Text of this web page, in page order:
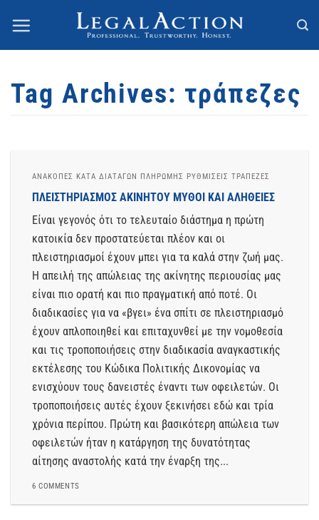
content
Tag Archives: τράπεζες
ΑΝΑΚΟΠΈΣ ΚΑΤΆ ΔΙΑΤΑΓΏΝ ΠΛΗΡΩΜΉΣ ΡΥΘΜΊΣΕΙΣ ΤΡΆΠΕΖΕΣ
ΠΛΕΙΣΤΗΡΙΑΣΜΟΣ ΑΚΙΝΗΤΟΥ ΜΥΘΟΙ ΚΑΙ ΑΛΗΘΕΙΕΣ
Είναι γεγονός ότι το τελευταίο διάστημα η πρώτη
κατοικία δεν προστατεύεται πλέον και οι
πλειστηριασμοί έχουν μπει για τα καλά στην ζωή μας.
Η απειλή της απώλειας της ακίνητης περιουσίας μας
είναι πιο ορατή και πιο πραγματική από ποτέ. Οι
διαδικασίες για να «βγει» ένα σπίτι σε πλειστηριασμό
έχουν απλοποιηθεί και επιταχυνθεί με την νομοθεσία
και τις τροποποιήσεις στην διαδικασία αναγκαστικής
εκτέλεσης του Κώδικα Πολιτικής Δικονομίας να
ενισχύουν τους δανειστές έναντι των οφειλετών. Οι
τροποποιήσεις αυτές έχουν ξεκινήσει εδώ και τρία
χρόνια περίπου. Πρώτη και βασικότερη απώλεια των
οφειλετών ήταν η κατάργηση της δυνατότητας
αίτησης αναστολής κατά την έναρξη της...
6 COMMENTS